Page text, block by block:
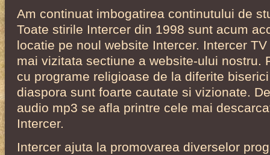
Am continuat imbogatirea continutului de
Toate stirile Intercer din 1998 sunt acum
locatie pe noul website Intercer. Intercer
mai vizitata sectiune a website-ului nostru.
cu programe religioase de la diferite
diaspora sunt foarte cautate si vizionate.
audio mp3 se afla printre cele mai
Intercer.
Intercer ajuta la promovarea diverselor